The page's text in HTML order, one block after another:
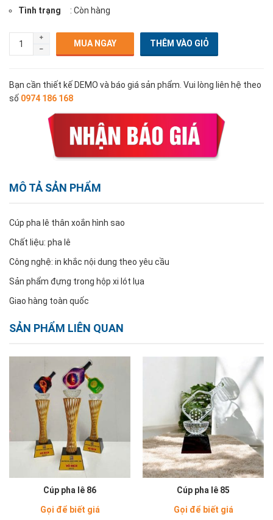
Tình trạng
: Còn hàng
MUA NGAY
Bạn cần thiết kế DEMO và báo giá sản phẩm. Vui lòng liên hệ theo
số 0974 186 168
MÔ TẢ SẢN PHẨM
Cúp pha lê thân xoắn hình sao
Chất liệu: pha lê
Công nghệ: in khắc nội dung theo yêu cầu
Sản phẩm đựng trong hộp xi lót lụa
Giao hàng toàn quốc
SẢN PHẨM LIÊN QUAN
Cúp pha lê 86
Gọi để biết giá
Cúp pha lê 85
Gọi để biết giá